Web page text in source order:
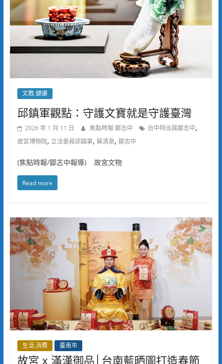
文教.健康
邱鎮軍觀點：守護文寶就是守護臺灣
2026 年 1 月 11 日 焦點時報 鄒志中 台中特派員鄒志中,
故宮博物院, 立法委員邱鎮軍, 蘇清泉, 鄒志中
(焦點時報/鄒志中報導) 故宮文物
Read more
生活.消費 臺南市
故宮 x 滿漢御品│台南藍晒圖打造春節